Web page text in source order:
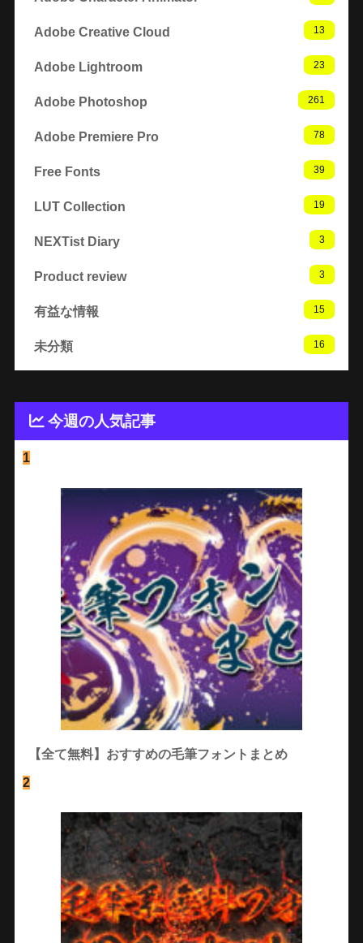
Adobe Creative Cloud 13
Adobe Lightroom 23
Adobe Photoshop 261
Adobe Premiere Pro 78
Free Fonts 39
LUT Collection 19
NEXTist Diary 3
Product review 3
有益な情報 15
未分類 16
今週の人気記事
1
【全て無料】おすすめの毛筆フォントまとめ
2